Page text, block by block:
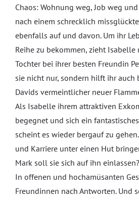
Chaos: Wohnung weg, Job weg
nach einem schrecklich
ebenfalls auf und davon. Um ihr
Reihe zu bekommen, zieht
Tochter bei ihrer besten Freundin
sie nicht nur, sondern hilft ihr auch
Davids vermeintlicher neuer
Als Isabelle ihrem attraktiven
begegnet und sich ein
scheint es wieder bergauf zu
und Karriere unter einen Hut
Mark soll sie sich auf ihn einlassen?
In offenen und hochamüsanten
Freundinnen nach Antworten. Und